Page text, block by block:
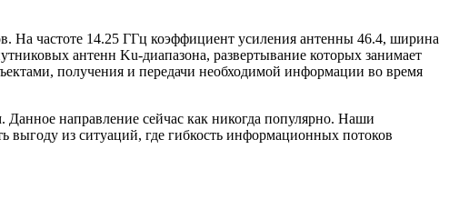
частоте 14.25 ГГц коэффициент усиления антенны 46.4, ширина
антенн Ku-диапазона, развертывание которых занимает
получения и передачи необходимой информации во время
направление сейчас как никогда популярно. Наши
выгоду из ситуаций, где гибкость информационных потоков